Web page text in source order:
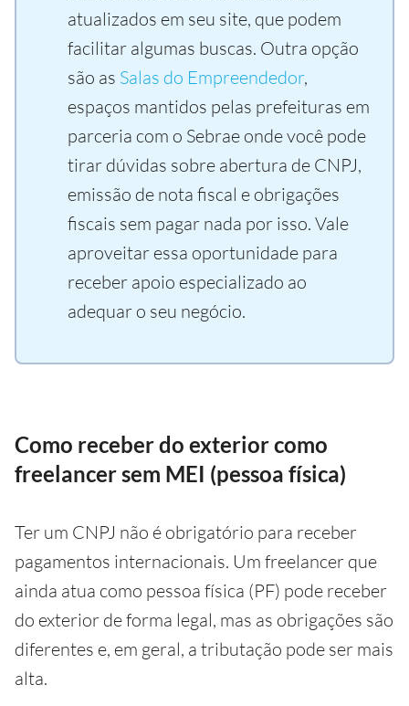
atualizados em seu site, que podem
facilitar algumas buscas. Outra opção
são as Salas do Empreendedor,
espaços mantidos pelas prefeituras em
parceria com o Sebrae onde você pode
tirar dúvidas sobre abertura de CNPJ,
emissão de nota fiscal e obrigações
fiscais sem pagar nada por isso. Vale
aproveitar essa oportunidade para
receber apoio especializado ao
adequar o seu negócio.
Como receber do exterior como
freelancer sem MEI (pessoa física)
Ter um CNPJ não é obrigatório para receber
pagamentos internacionais. Um freelancer que
ainda atua como pessoa física (PF) pode receber
do exterior de forma legal, mas as obrigações são
diferentes e, em geral, a tributação pode ser mais
alta.